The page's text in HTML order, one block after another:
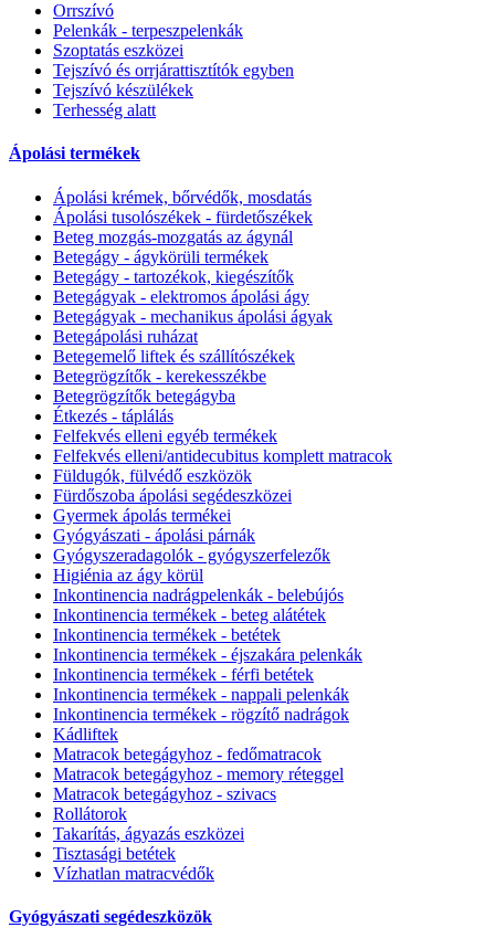
Orrszívó
Pelenkák - terpeszpelenkák
Szoptatás eszközei
Tejszívó és orrjárattisztítók egyben
Tejszívó készülékek
Terhesség alatt
Ápolási termékek
Ápolási krémek, bőrvédők, mosdatás
Ápolási tusolószékek - fürdetőszékek
Beteg mozgás-mozgatás az ágynál
Betegágy - ágykörüli termékek
Betegágy - tartozékok, kiegészítők
Betegágyak - elektromos ápolási ágy
Betegágyak - mechanikus ápolási ágyak
Betegápolási ruházat
Betegemelő liftek és szállítószékek
Betegrögzítők - kerekesszékbe
Betegrögzítők betegágyba
Étkezés - táplálás
Felfekvés elleni egyéb termékek
Felfekvés elleni/antidecubitus komplett matracok
Füldugók, fülvédő eszközök
Fürdőszoba ápolási segédeszközei
Gyermek ápolás termékei
Gyógyászati - ápolási párnák
Gyógyszeradagolók - gyógyszerfelezők
Higiénia az ágy körül
Inkontinencia nadrágpelenkák - belebújós
Inkontinencia termékek - beteg alátétek
Inkontinencia termékek - betétek
Inkontinencia termékek - éjszakára pelenkák
Inkontinencia termékek - férfi betétek
Inkontinencia termékek - nappali pelenkák
Inkontinencia termékek - rögzítő nadrágok
Kádliftek
Matracok betegágyhoz - fedőmatracok
Matracok betegágyhoz - memory réteggel
Matracok betegágyhoz - szivacs
Rollátorok
Takarítás, ágyazás eszközei
Tisztasági betétek
Vízhatlan matracvédők
Gyógyászati segédeszközök